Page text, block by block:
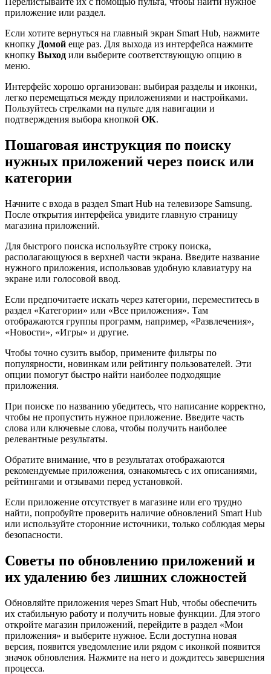
приложение или раздел.
Если хотите вернуться на главный экран Smart Hub, нажмите
кнопку Домой еще раз. Для выхода из интерфейса нажмите
кнопку Выход или выберите соответствующую опцию в
меню.
Интерфейс хорошо организован: выбирая разделы и иконки,
легко перемещаться между приложениями и настройками.
Пользуйтесь стрелками на пульте для навигации и
подтверждения выбора кнопкой ОК.
Пошаговая инструкция по поиску
нужных приложений через поиск или
категории
Начните с входа в раздел Smart Hub на телевизоре Samsung.
После открытия интерфейса увидите главную страницу
магазина приложений.
Для быстрого поиска используйте строку поиска,
располагающуюся в верхней части экрана. Введите название
нужного приложения, использовав удобную клавиатуру на
экране или голосовой ввод.
Если предпочитаете искать через категории, переместитесь в
раздел «Категории» или «Все приложения». Там
отображаются группы программ, например, «Развлечения»,
«Новости», «Игры» и другие.
Чтобы точно сузить выбор, примените фильтры по
популярности, новинкам или рейтингу пользователей. Эти
опции помогут быстро найти наиболее подходящие
приложения.
При поиске по названию убедитесь, что написание корректно,
чтобы не пропустить нужное приложение. Введите часть
слова или ключевые слова, чтобы получить наиболее
релевантные результаты.
Обратите внимание, что в результатах отображаются
рекомендуемые приложения, ознакомьтесь с их описаниями,
рейтингами и отзывами перед установкой.
Если приложение отсутствует в магазине или его трудно
найти, попробуйте проверить наличие обновлений Smart Hub
или используйте сторонние источники, только соблюдая меры
безопасности.
Советы по обновлению приложений и
их удалению без лишних сложностей
Обновляйте приложения через Smart Hub, чтобы обеспечить
их стабильную работу и получить новые функции. Для этого
откройте магазин приложений, перейдите в раздел «Мои
приложения» и выберите нужное. Если доступна новая
версия, появится уведомление или рядом с иконкой появится
значок обновления. Нажмите на него и дождитесь завершения
процесса.